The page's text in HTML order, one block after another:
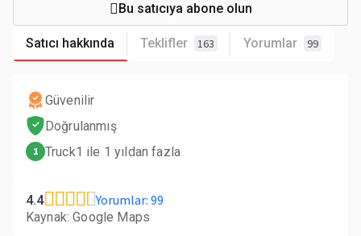
Satıcı hakkında Teklifler 163 Yorumlar 99
Bu satıcıya abone olun
Güvenilir
Doğrulanmış
1 Truck1 ile 1 yıldan fazla
4.4 Yorumlar: 99
Kaynak: Google Maps